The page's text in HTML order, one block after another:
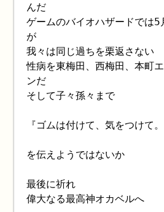
んだ
ゲームのバイオハザードでは5
が
我々は同じ過ちを栗返さない
性病を東梅田、西梅田、本町
ンだ
そして子々孫々まで
『ゴムは付けて、気をつけて。
を伝えようではないか
最後に祈れ
偉大なる最高神オカベルへ